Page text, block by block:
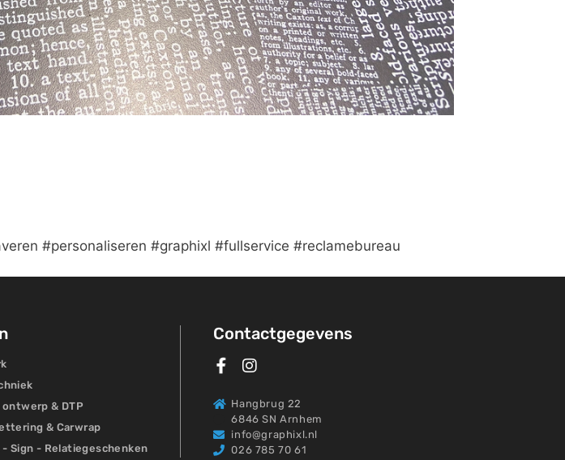
#personaliseren #graphixl #fullservice #reclamebureau
ontwerp & DTP
& Carwrap
Sign - Relatiegeschenken
Contactgegevens
Hangbrug 22
6846 SN Arnhem
info@graphixl.nl
026 785 70 61